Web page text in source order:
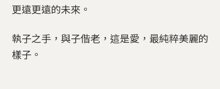
更遠更遠的未來。
執子之手，與子偕老，這是愛，最純粹美麗的
樣子。